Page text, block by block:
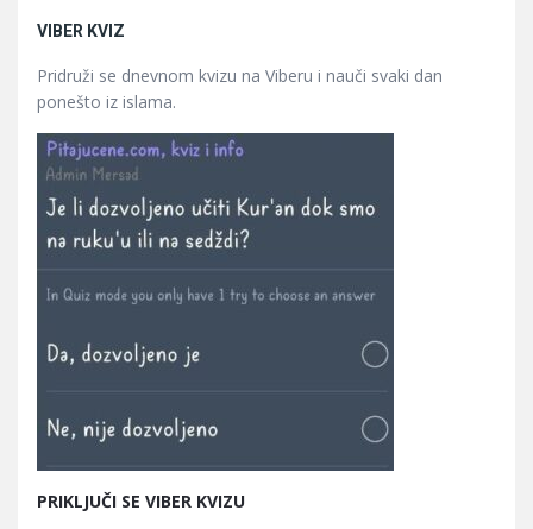
VIBER KVIZ
Pridruži se dnevnom kvizu na Viberu i nauči svaki dan
ponešto iz islama.
PRIKLJUČI SE VIBER KVIZU